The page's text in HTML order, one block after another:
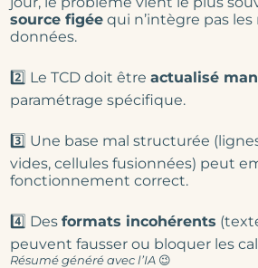
source figéequi n’intègre pas les
données.
2️⃣ Le TCD doit être actualisé
paramétrage spécifique.
3️⃣ Une base mal structurée
vides, cellules fusionnées) peut
fonctionnement correct.
4️⃣ Des formats incohérents
peuvent fausser ou bloquer les
Résumé généré avec l’IA 😉